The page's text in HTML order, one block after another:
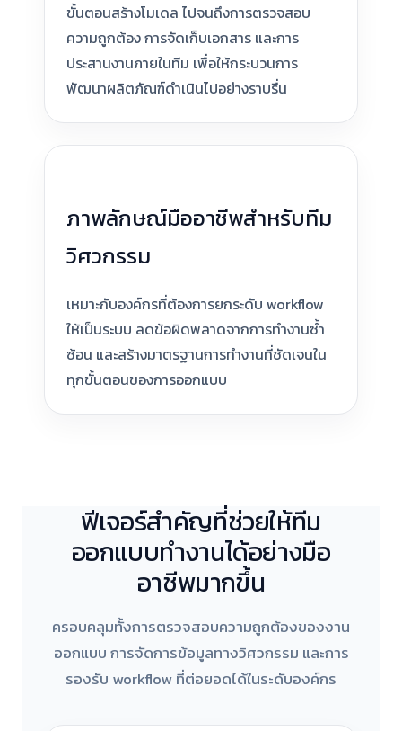
ขั้นตอนสร้างโมเดล ไปจนถึงการตรวจสอบ
ความถูกต้อง การจัดเก็บเอกสาร และการ
ประสานงานภายในทีม เพื่อให้กระบวนการ
พัฒนาผลิตภัณฑ์ดำเนินไปอย่างราบรื่น
ภาพลักษณ์มืออาชีพสำหรับทีม
วิศวกรรม
เหมาะกับองค์กรที่ต้องการยกระดับ workflow
ให้เป็นระบบ ลดข้อผิดพลาดจากการทำงานซ้ำ
ซ้อน และสร้างมาตรฐานการทำงานที่ชัดเจนใน
ทุกขั้นตอนของการออกแบบ
ฟีเจอร์สำคัญที่ช่วยให้ทีม
ออกแบบทำงานได้อย่างมือ
อาชีพมากขึ้น
ครอบคลุมทั้งการตรวจสอบความถูกต้องของงาน
ออกแบบ การจัดการข้อมูลทางวิศวกรรม และการ
รองรับ workflow ที่ต่อยอดได้ในระดับองค์กร